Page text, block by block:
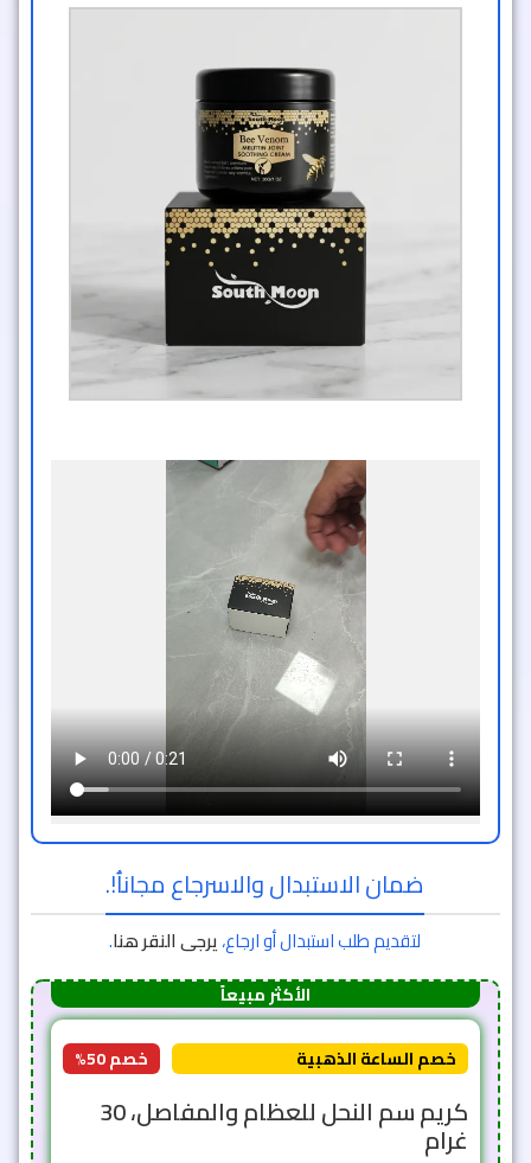
ضمان الاستبدال والاسرجاع مجاناُ!.
لتقديم طلب استبدال أو ارجاع،يرجى النقر هنا.
الأكثر مبيعاً
خصم الساعة الذهبية خصم 50%
كريم سم النحل للعظام والمفاصل، 30
غرام